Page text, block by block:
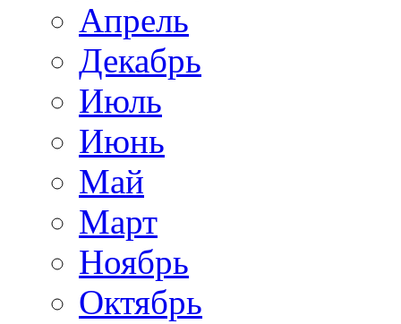
Апрель
Декабрь
Июль
Июнь
Май
Март
Ноябрь
Октябрь